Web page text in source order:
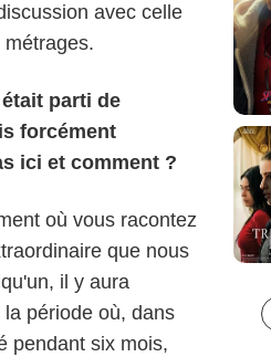
avec celle
parti de
forcément
ici et comment ?
où vous racontez
que nous
il y aura
période où, dans
pendant six mois,